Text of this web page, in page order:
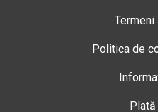
Politica de
Plată